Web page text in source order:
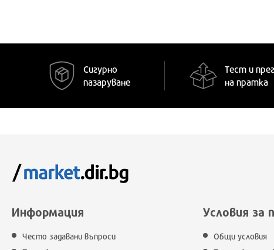
Сигурно
пазаруване
Тест и
на пратка
Информация
Често задавани въпроси
Условия за
Общи условия